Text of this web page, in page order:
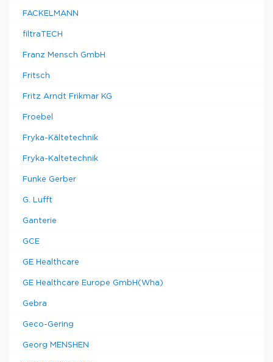
FACKELMANN
filtraTECH
Franz Mensch GmbH
Fritsch
Fritz Arndt Frikmar KG
Froebel
Fryka-Kältetechnik
Fryka-Kaltetechnik
Funke Gerber
G. Lufft
Ganterie
GCE
GE Healthcare
GE Healthcare Europe GmbH(Wha)
Gebra
Geco-Gering
Georg MENSHEN